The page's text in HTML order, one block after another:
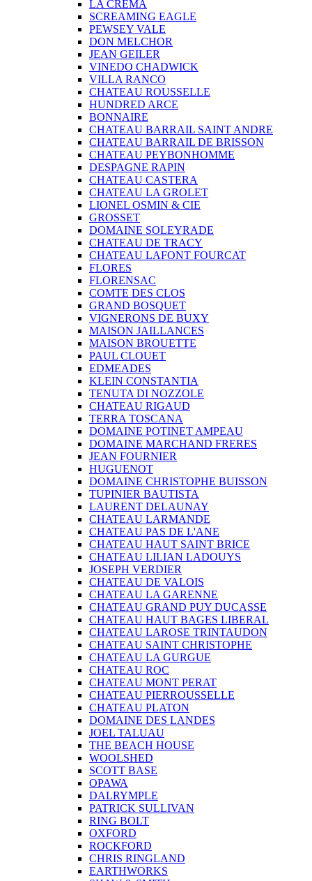
LA CREMA
SCREAMING EAGLE
PEWSEY VALE
DON MELCHOR
JEAN GEILER
VINEDO CHADWICK
VILLA RANCO
CHATEAU ROUSSELLE
HUNDRED ARCE
BONNAIRE
CHATEAU BARRAIL SAINT ANDRE
CHATEAU BARRAIL DE BRISSON
CHATEAU PEYBONHOMME
DESPAGNE RAPIN
CHATEAU CASTERA
CHATEAU LA GROLET
LIONEL OSMIN & CIE
GROSSET
DOMAINE SOLEYRADE
CHATEAU DE TRACY
CHATEAU LAFONT FOURCAT
FLORES
FLORENSAC
COMTE DES CLOS
GRAND BOSQUET
VIGNERONS DE BUXY
MAISON JAILLANCES
MAISON BROUETTE
PAUL CLOUET
EDMEADES
KLEIN CONSTANTIA
TENUTA DI NOZZOLE
CHATEAU RIGAUD
TERRA TOSCANA
DOMAINE POTINET AMPEAU
DOMAINE MARCHAND FRERES
JEAN FOURNIER
HUGUENOT
DOMAINE CHRISTOPHE BUISSON
TUPINIER BAUTISTA
LAURENT DELAUNAY
CHATEAU LARMANDE
CHATEAU PAS DE L'ANE
CHATEAU HAUT SAINT BRICE
CHATEAU LILIAN LADOUYS
JOSEPH VERDIER
CHATEAU DE VALOIS
CHATEAU LA GARENNE
CHATEAU GRAND PUY DUCASSE
CHATEAU HAUT BAGES LIBERAL
CHATEAU LAROSE TRINTAUDON
CHATEAU SAINT CHRISTOPHE
CHATEAU LA GURGUE
CHATEAU ROC
CHATEAU MONT PERAT
CHATEAU PIERROUSSELLE
CHATEAU PLATON
DOMAINE DES LANDES
JOEL TALUAU
THE BEACH HOUSE
WOOLSHED
SCOTT BASE
OPAWA
DALRYMPLE
PATRICK SULLIVAN
RING BOLT
OXFORD
ROCKFORD
CHRIS RINGLAND
EARTHWORKS